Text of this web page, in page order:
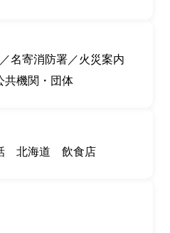
名寄消防署／火災案内
共機関・団体
北海道 飲食店